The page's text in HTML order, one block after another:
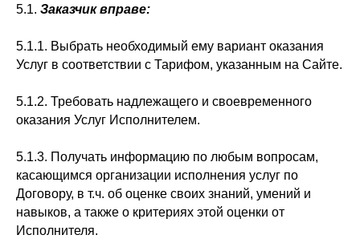
5.1. Заказчик вправе:
5.1.1. Выбрать необходимый ему вариант оказания
Услуг в соответствии с Тарифом, указанным на Сайте.
5.1.2. Требовать надлежащего и своевременного
оказания Услуг Исполнителем.
5.1.3. Получать информацию по любым вопросам,
касающимся организации исполнения услуг по
Договору, в т.ч. об оценке своих знаний, умений и
навыков, а также о критериях этой оценки от
Исполнителя.